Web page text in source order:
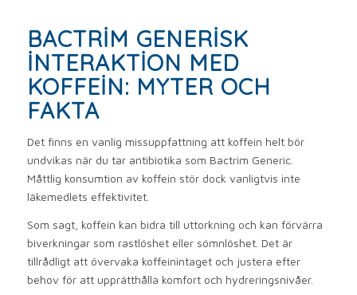
BACTRIM GENERISK
INTERAKTION MED
KOFFEIN: MYTER OCH
FAKTA
Det finns en vanlig missuppfattning att koffein helt bör
undvikas när du tar antibiotika som Bactrim Generic.
Måttlig konsumtion av koffein stör dock vanligtvis inte
läkemedlets effektivitet.
Som sagt, koffein kan bidra till uttorkning och kan förvärra
biverkningar som rastlöshet eller sömnlöshet. Det är
tillrådligt att övervaka koffeinintaget och justera efter
behov för att upprätthålla komfort och hydreringsnivåer.